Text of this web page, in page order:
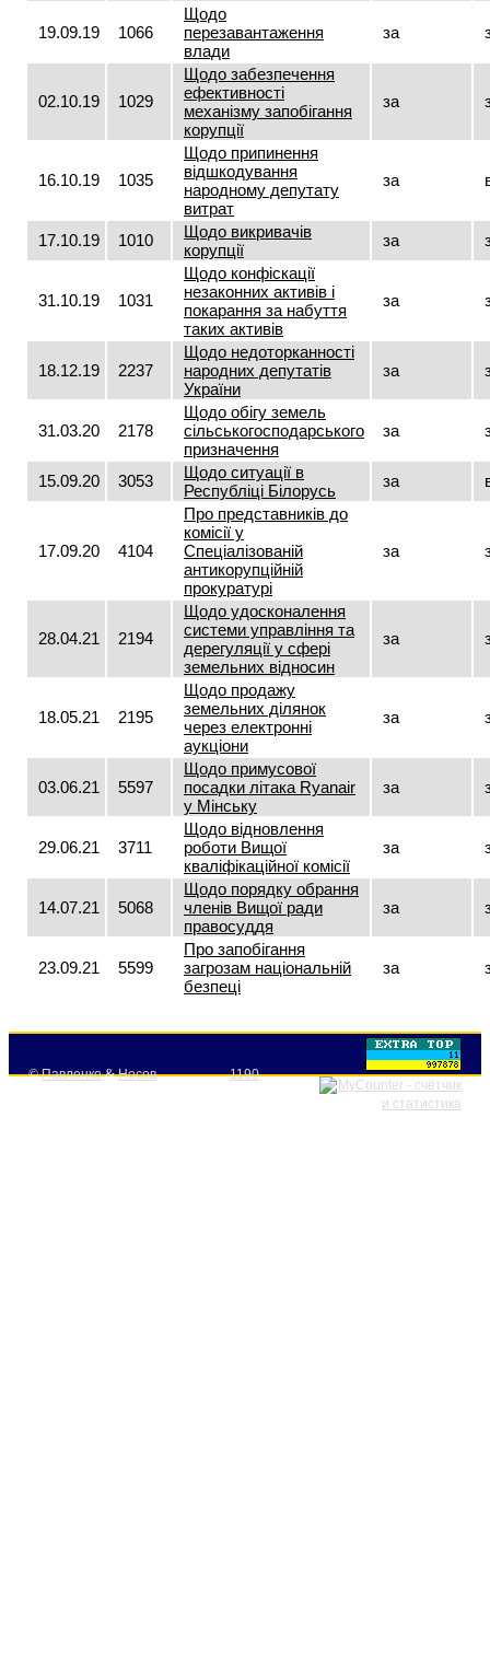
19.09.19 1066
Щодо
перезавантаження
влади
за
02.10.19 1029
Щодо забезпечення
ефективності
механізму запобігання
корупції
за
16.10.19 1035
Щодо припинення
відшкодування
народному депутату
витрат
за
17.10.19 1010
Щодо викривачів
корупції
за
31.10.19 1031
Щодо конфіскації
незаконних активів і
покарання за набуття
таких активів
за
18.12.19 2237
Щодо недоторканності
народних депутатів
України
за
31.03.20 2178
Щодо обігу земель
сільськогосподарського
призначення
за
15.09.20 3053
Щодо ситуації в
Республіці Білорусь
за
17.09.20 4104
Про представників до
комісії у
Спеціалізованій
антикорупційній
прокуратурі
за
28.04.21 2194
Щодо удосконалення
системи управління та
дерегуляції у сфері
земельних відносин
за
18.05.21 2195
Щодо продажу
земельних ділянок
через електронні
аукціони
за
03.06.21 5597
Щодо примусової
посадки літака Ryаnair
у Мінську
за
29.06.21 3711
Щодо відновлення
роботи Вищої
кваліфікаційної комісії
за
14.07.21 5068
Щодо порядку обрання
членів Вищої ради
правосуддя
за
23.09.21 5599
Про запобігання
загрозам національній
безпеці
за
©Павленко&Носов 1190